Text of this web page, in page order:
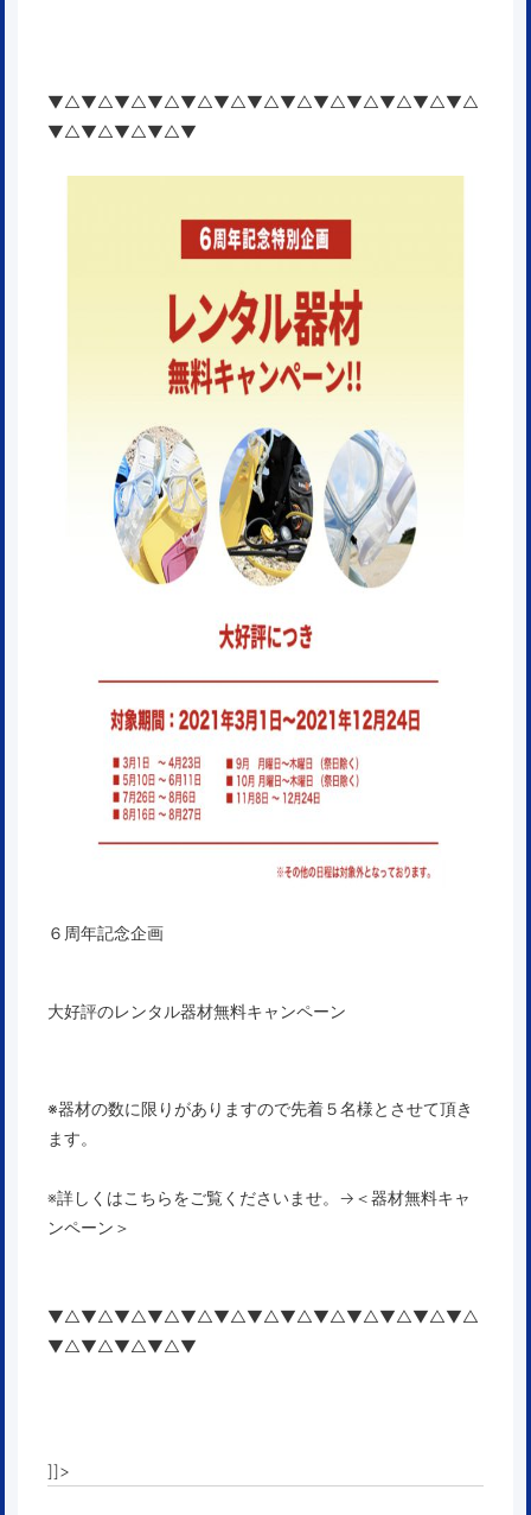
▼△▼△▼△▼△▼△▼△▼△▼△▼△▼△▼△▼△▼△
▼△▼△▼△▼△▼
６周年記念企画
大好評のレンタル器材無料キャンペーン
※器材の数に限りがありますので先着５名様とさせて頂き
ます。
※詳しくはこちらをご覧くださいませ。→ ＜器材無料キャ
ンペーン＞
▼△▼△▼△▼△▼△▼△▼△▼△▼△▼△▼△▼△▼△
▼△▼△▼△▼△▼
]]>